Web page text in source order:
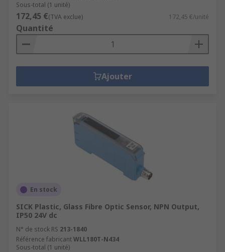
Sous-total (1 unité)
172,45 €(TVA exclue) 172,45 €/unité
Quantité
Ajouter
En stock
SICK Plastic, Glass Fibre Optic Sensor, NPN Output,
IP50 24V dc
N° de stock RS 213-1840
Référence fabricantWLL180T-N434
Sous-total (1 unité)